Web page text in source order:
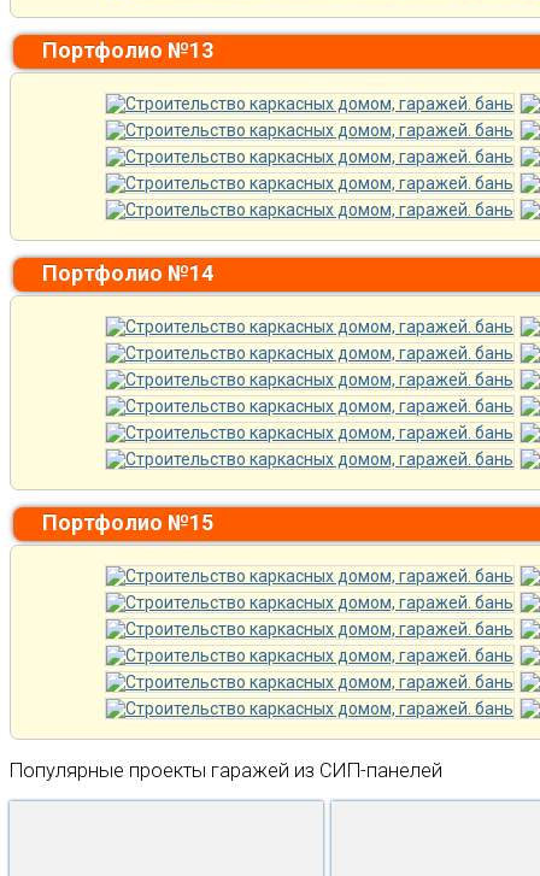
Портфолио №13
Портфолио №14
Портфолио №15
Популярные проекты гаражей из СИП-панелей